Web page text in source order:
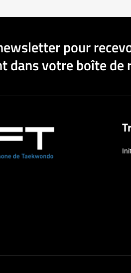
pour
dans votre boîte de